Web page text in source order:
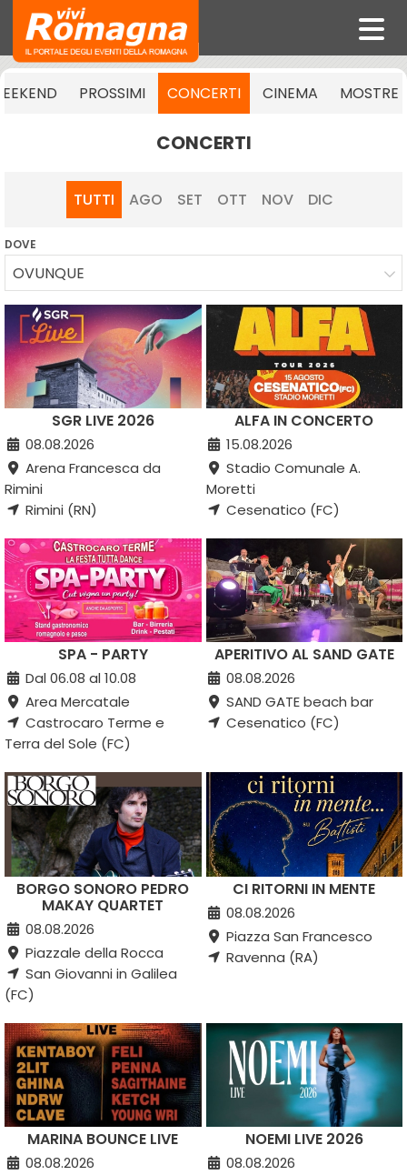
PROSSIMI CONCERTI CINEMA MOSTRE
CONCERTI
TUTTI AGO SET OTT NOV DIC
DOVE
OVUNQUE
SGR LIVE 2026
08.08.2026
Arena Francesca da
Rimini
Rimini (RN)
ALFA IN CONCERTO
15.08.2026
Stadio Comunale A.
Moretti
Cesenatico (FC)
SPA - PARTY
Dal 06.08 al 10.08
Area Mercatale
Castrocaro Terme e
Terra del Sole (FC)
APERITIVO AL SAND GATE
08.08.2026
SAND GATE beach bar
Cesenatico (FC)
BORGO SONORO PEDRO
MAKAY QUARTET
08.08.2026
Piazzale della Rocca
San Giovanni in Galilea
(FC)
CI RITORNI IN MENTE
08.08.2026
Piazza San Francesco
Ravenna (RA)
MARINA BOUNCE LIVE
08.08.2026
NOEMI LIVE 2026
08.08.2026